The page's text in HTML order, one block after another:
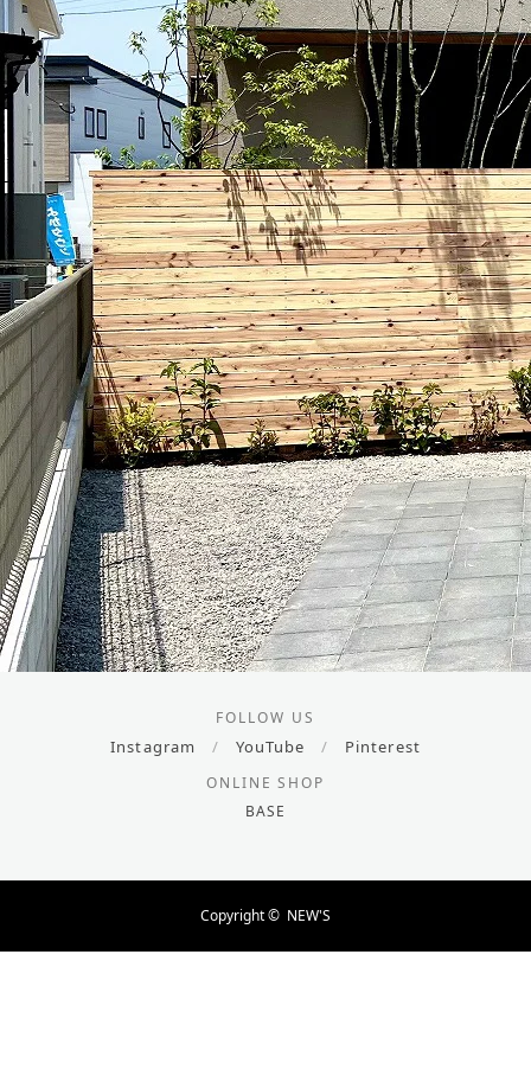
FOLLOW US
Instagram / YouTube / Pinterest
ONLINE SHOP
BASE
Copyright © NEW'S